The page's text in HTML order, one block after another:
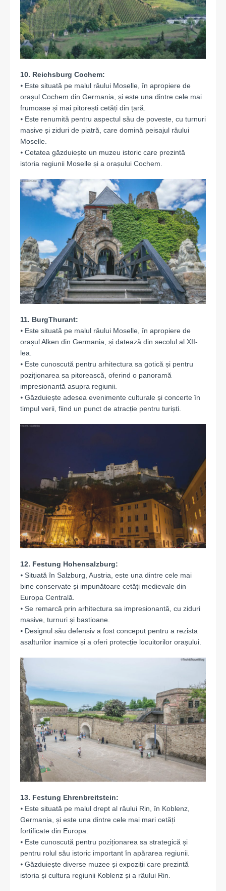
10. Reichsburg Cochem:
⦁ Este situată pe malul râului Moselle, în apropiere de
orașul Cochem din Germania, și este una dintre cele mai
frumoase și mai pitorești cetăți din țară.
⦁ Este renumită pentru aspectul său de poveste, cu turnuri
masive și ziduri de piatră, care domină peisajul râului
Moselle.
⦁ Cetatea găzduiește un muzeu istoric care prezintă
istoria regiunii Moselle și a orașului Cochem.
11. BurgThurant:
⦁ Este situată pe malul râului Moselle, în apropiere de
orașul Alken din Germania, și datează din secolul al XII-
lea.
⦁ Este cunoscută pentru arhitectura sa gotică și pentru
poziționarea sa pitorească, oferind o panoramă
impresionantă asupra regiunii.
⦁ Găzduiește adesea evenimente culturale și concerte în
timpul verii, fiind un punct de atracție pentru turiști.
12. Festung Hohensalzburg:
⦁ Situată în Salzburg, Austria, este una dintre cele mai
bine conservate și impunătoare cetăți medievale din
Europa Centrală.
⦁ Se remarcă prin arhitectura sa impresionantă, cu ziduri
masive, turnuri și bastioane.
⦁ Designul său defensiv a fost conceput pentru a rezista
asalturilor inamice și a oferi protecție locuitorilor orașului.
13. Festung Ehrenbreitstein:
⦁ Este situată pe malul drept al râului Rin, în Koblenz,
Germania, și este una dintre cele mai mari cetăți
fortificate din Europa.
⦁ Este cunoscută pentru poziționarea sa strategică și
pentru rolul său istoric important în apărarea regiunii.
⦁ Găzduiește diverse muzee și expoziții care prezintă
istoria și cultura regiunii Koblenz și a râului Rin.